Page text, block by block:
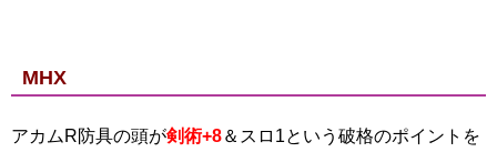
MHX
アカムR防具の頭が剣術+8＆スロ1という破格のポイントを